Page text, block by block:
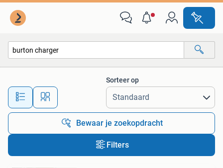
Alle afstanden…
Sorteer op
Bewaar je zoekopdracht
Filters